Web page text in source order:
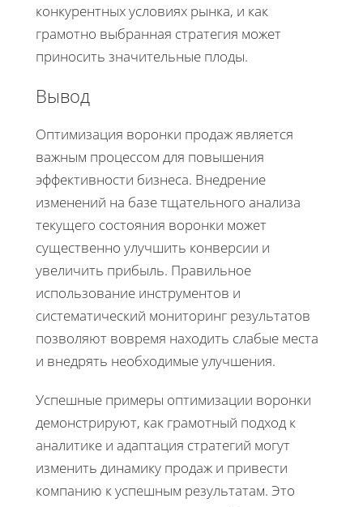
конкурентных условиях рынка, и как
грамотно выбранная стратегия может
приносить значительные плоды.
Вывод
Оптимизация воронки продаж является
важным процессом для повышения
эффективности бизнеса. Внедрение
изменений на базе тщательного анализа
текущего состояния воронки может
существенно улучшить конверсии и
увеличить прибыль. Правильное
использование инструментов и
систематический мониторинг результатов
позволяют вовремя находить слабые места
и внедрять необходимые улучшения.
Успешные примеры оптимизации воронки
демонстрируют, как грамотный подход к
аналитике и адаптация стратегий могут
изменить динамику продаж и привести
компанию к успешным результатам. Это